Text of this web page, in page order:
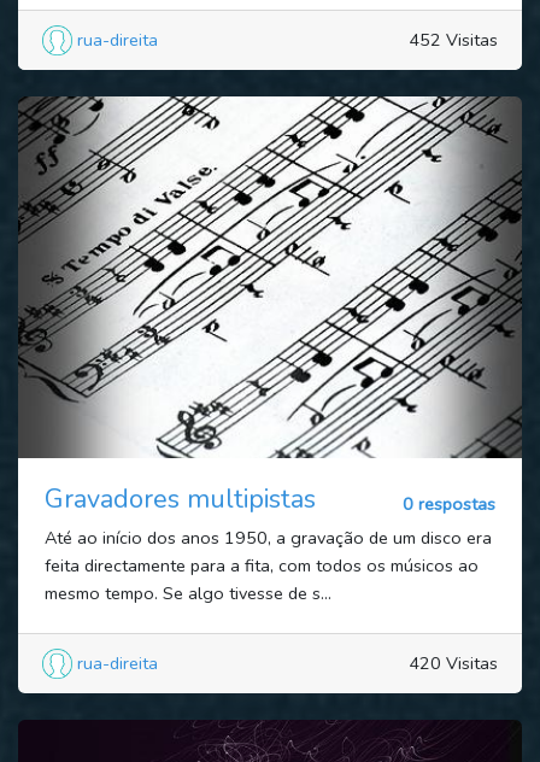
rua-direita 452 Visitas
Gravadores multipistas
0 respostas
Até ao início dos anos 1950, a gravação de um disco era
feita directamente para a fita, com todos os músicos ao
mesmo tempo. Se algo tivesse de s...
rua-direita 420 Visitas